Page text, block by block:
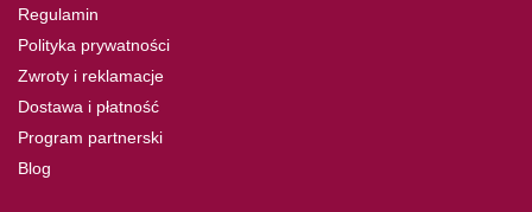
Regulamin
Polityka prywatności
Zwroty i reklamacje
Dostawa i płatność
Program partnerski
Blog